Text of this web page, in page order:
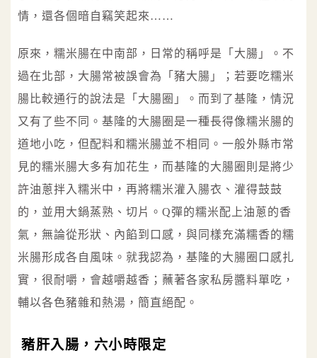
情，還各個暗自竊笑起來……
原來，糯米腸在中南部，日常的稱呼是「大腸」。不
過在北部，大腸常被誤會為「豬大腸」；若要吃糯米
腸比較通行的說法是「大腸圈」。而到了基隆，情況
又有了些不同。基隆的大腸圈是一種長得像糯米腸的
道地小吃，但配料和糯米腸並不相同。一般外縣市常
見的糯米腸大多有加花生，而基隆的大腸圈則是將少
許油蔥拌入糯米中，再將糯米灌入腸衣、灌得鼓鼓
的，並用大鍋蒸熟、切片。Q彈的糯米配上油蔥的香
氣，無論從形狀、內餡到口感，與同樣充滿糯香的糯
米腸形成各自風味。就我認為，基隆的大腸圈口感扎
實，很耐嚼，會越嚼越香；蘸著各家私房醬料單吃，
輔以各色豬雜和熱湯，簡直絕配。
豬肝入腸，六小時限定